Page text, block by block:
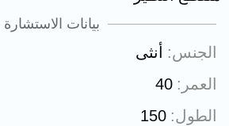
بيانات الاستشارة
الجنس
أنثى
العمر
40
الطول 150